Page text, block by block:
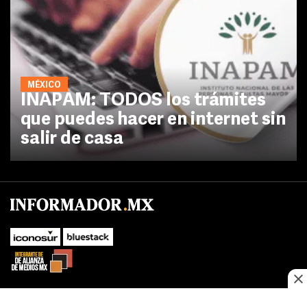
MÉXICO
INAPAM: TODOS los trámites
que puedes hacer en internet sin
salir de casa